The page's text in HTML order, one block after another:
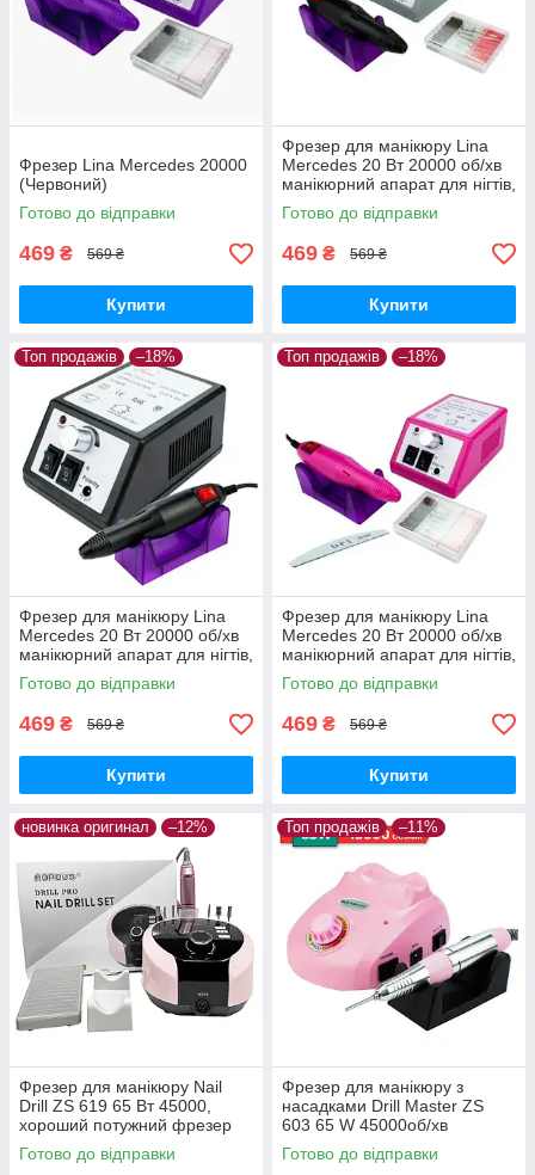
Фрезер Lina Mercedes 20000
(Червоний)
Готово до відправки
469 ₴ 569 ₴
Купити
Фрезер для манікюру Lina
Mercedes 20 Вт 20000 об/хв
манікюрний апарат для нігтів,
машинка для лаку Ліна
Готово до відправки
469 ₴ 569 ₴
Купити
Топ продажів –18%
Фрезер для манікюру Lina
Mercedes 20 Вт 20000 об/хв
манікюрний апарат для нігтів,
машинка для лаку Ліна
Готово до відправки
469 ₴ 569 ₴
Купити
Топ продажів –18%
Фрезер для манікюру Lina
Mercedes 20 Вт 20000 об/хв
манікюрний апарат для нігтів,
машинка для лаку Ліна
Готово до відправки
469 ₴ 569 ₴
Купити
новинка оригинал –12%
Фрезер для манікюру Nail
Drill ZS 619 65 Вт 45000,
хороший потужний фрезер
апарат машинка для
манікюру
Готово до відправки
Топ продажів –11%
Фрезер для манікюру з
насадками Drill Master ZS
603 65 W 45000об/хв
машинка для нігтів
шліфування лаку фрези
Готово до відправки